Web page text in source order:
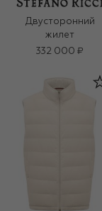
Двусторонний
жилет
332 000 ₽